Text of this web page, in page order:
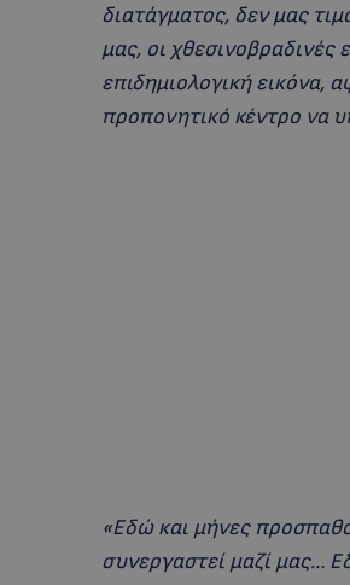
διατάγματος, δεν μας
μας, οι
επιδημιολογική εικόνα,
προπονητικό κέντρο να
«Εδώ και μήνες
συνεργαστεί μαζί μας…